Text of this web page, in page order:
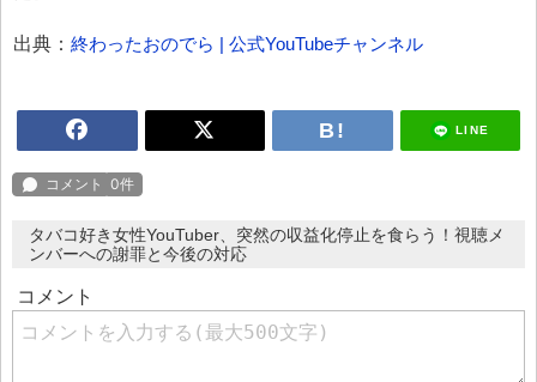
出典： 終わったおのでら | 公式YouTubeチャンネル
LINE
タバコ好き女性YouTuber、突然の収益化停止を食らう！視聴メ
ンバーへの謝罪と今後の対応